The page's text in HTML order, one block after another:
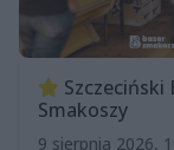
Szczeciński
Smakoszy
9 sierpnia 2026,